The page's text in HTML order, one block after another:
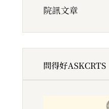
院訊文章
問得好ASKCRTS